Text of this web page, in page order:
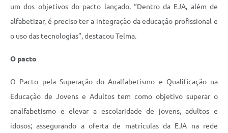
um dos objetivos do pacto lançado. “Dentro da EJA, além de
alfabetizar, é preciso ter a integração da educação profissional e
o uso das tecnologias”, destacou Telma.
O pacto
O Pacto pela Superação do Analfabetismo e Qualificação na
Educação de Jovens e Adultos tem como objetivo superar o
analfabetismo e elevar a escolaridade de jovens, adultos e
idosos; assegurando a oferta de matrículas da EJA na rede